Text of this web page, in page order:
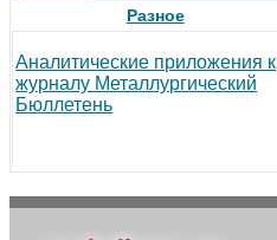
Разное
Аналитические приложения к
журналу Металлургический
Бюллетень